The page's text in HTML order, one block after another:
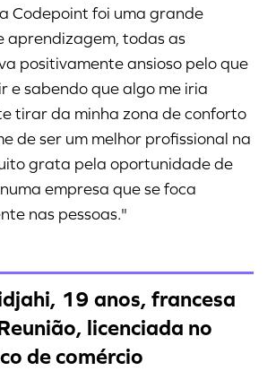
Codepoint foi uma grande
aprendizagem, todas as
positivamente ansioso pelo que
e sabendo que algo me iria
tirar da minha zona de conforto
de ser um melhor profissional na
grata pela oportunidade de
empresa que se foca
nas pessoas."
19 anos, francesa
licenciada no
de comércio